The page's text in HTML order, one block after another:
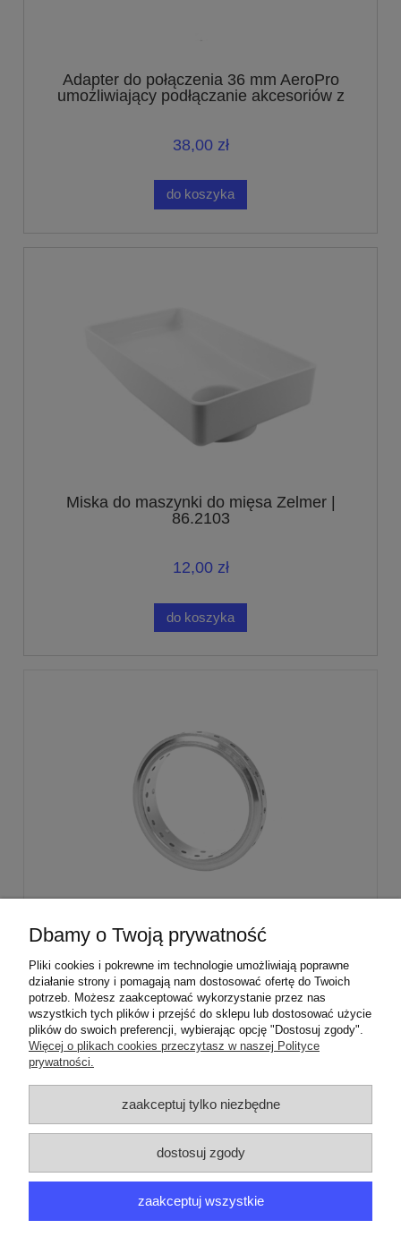
Adapter do połączenia 36 mm AeroPro
umożliwiający podłączanie akcesoriów z
38,00 zł
do koszyka
Miska do maszynki do mięsa Zelmer |
86.2103
12,00 zł
do koszyka
Stabilizator palnika średniego Sabaf Amica
Mastercook
29,00 zł
ZAMÓWIENIA
PRODUCENCI
MOJE KONTO
Dbamy o Twoją prywatność
Pliki cookies i pokrewne im technologie umożliwiają poprawne
działanie strony i pomagają nam dostosować ofertę do Twoich
potrzeb. Możesz zaakceptować wykorzystanie przez nas
wszystkich tych plików i przejść do sklepu lub dostosować użycie
plików do swoich preferencji, wybierając opcję "Dostosuj zgody".
Więcej o plikach cookies przeczytasz w naszej Polityce
prywatności.
zaakceptuj tylko niezbędne
dostosuj zgody
zaakceptuj wszystkie